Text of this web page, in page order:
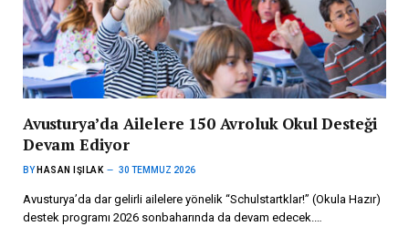
Avusturya’da Ailelere 150 Avroluk Okul Desteği
Devam Ediyor
BY HASAN IŞILAK 30 TEMMUZ 2026
Avusturya’da dar gelirli ailelere yönelik “Schulstartklar!” (Okula Hazır)
destek programı 2026 sonbaharında da devam edecek.…